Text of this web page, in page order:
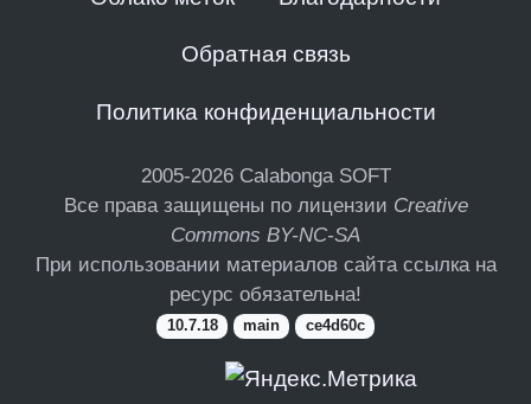
Обратная связь
Политика конфиденциальности
2005-2026 Calabonga SOFT
Все права защищены по лицензии Creative
Commons BY-NC-SA
При использовании материалов сайта ссылка на
ресурс обязательна!
10.7.18 main ce4d60c